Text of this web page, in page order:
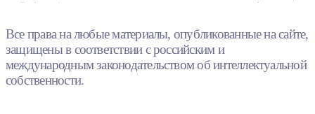
Все права на любые материалы, опубликованные на сайте,
защищены в соответствии с российским и
международным законодательством об интеллектуальной
собственности.